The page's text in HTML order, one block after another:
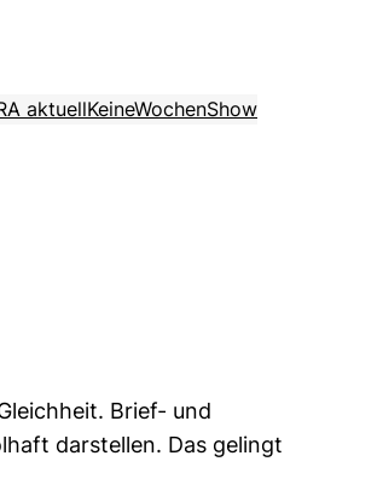
aktuellKeineWochenShow
Brief- und
darstellen. Das gelingt